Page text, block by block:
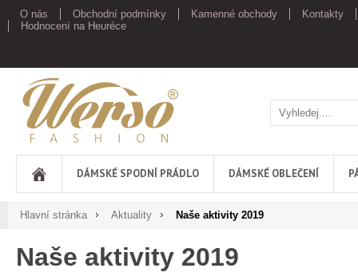
O nás Obchodní podmínky Kamenné obchody
Kontakty
Hodnocení na Heuréce
Werso
DÁMSKÉ SPODNÍ PRÁDLO DÁMSKÉ OBLEČENÍ
Hlavní stránka Aktuality Naše aktivity 2019
Naše aktivity 2019